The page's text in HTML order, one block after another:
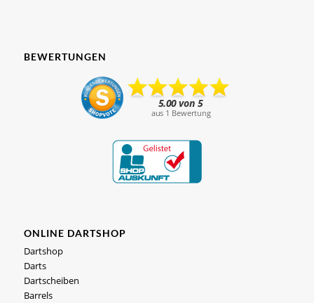
BEWERTUNGEN
ONLINE DARTSHOP
Dartshop
Darts
Dartscheiben
Barrels